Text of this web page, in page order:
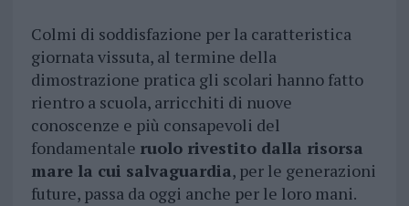
Colmi di soddisfazione per la caratteristica
giornata vissuta, al termine della
dimostrazione pratica gli scolari hanno fatto
rientro a scuola, arricchiti di nuove
conoscenze e più consapevoli del
fondamentale ruolo rivestito dalla risorsa
mare la cui salvaguardia, per le generazioni
future, passa da oggi anche per le loro mani.